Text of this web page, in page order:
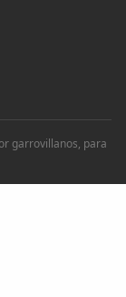
garrovillanos, para